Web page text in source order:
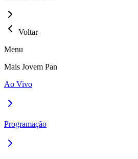
Voltar
Menu
Mais Jovem Pan
Ao Vivo
Programação